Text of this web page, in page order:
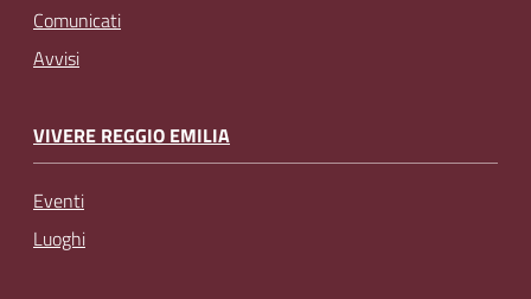
Comunicati
Avvisi
VIVERE REGGIO EMILIA
Eventi
Luoghi